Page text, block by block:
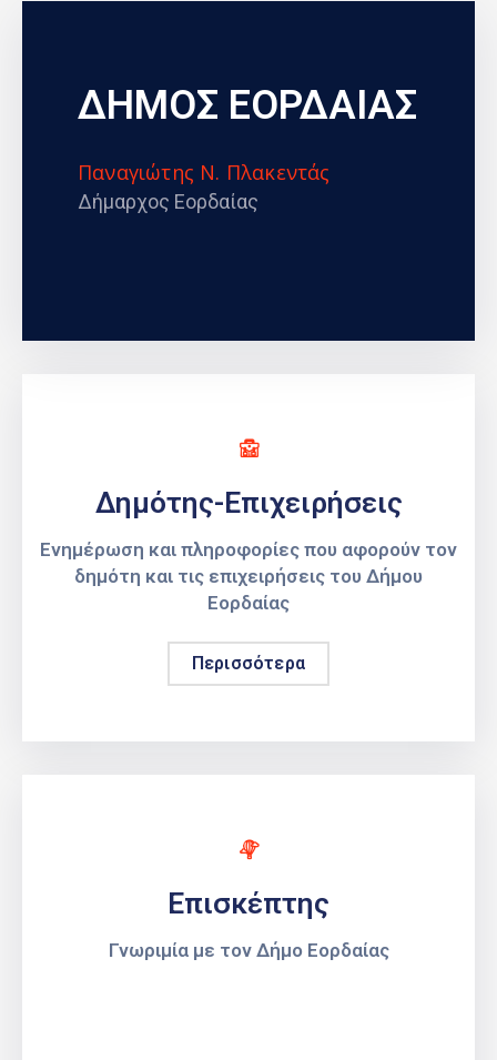
ΔΗΜΟΣ ΕΟΡΔΑΙΑΣ
Παναγιώτης Ν. Πλακεντάς
Δήμαρχος Εορδαίας
Δημότης-Επιχειρήσεις
Ενημέρωση και πληροφορίες που αφορούν τον
δημότη και τις επιχειρήσεις του Δήμου
Εορδαίας
Περισσότερα
Επισκέπτης
Γνωριμία με τον Δήμο Εορδαίας